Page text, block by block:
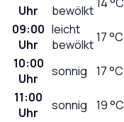
Uhr
bewölkt
09:00
Uhr
leicht
bewölkt17°C
10:00
Uhr
sonnig 17°C
11:00
Uhr
sonnig 19°C